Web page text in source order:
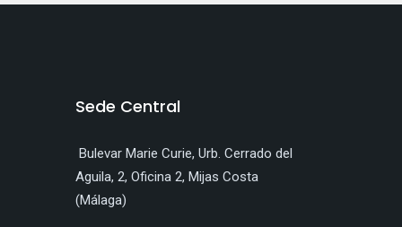
Sede Central
Bulevar Marie Curie, Urb. Cerrado del
Aguila, 2, Oficina 2, Mijas Costa
(Málaga)